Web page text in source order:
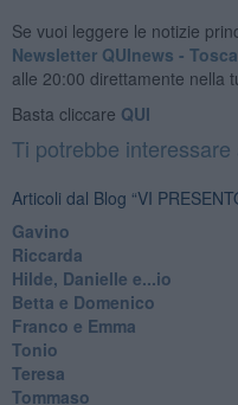
Se vuoi leggere le notizie
Newsletter QUInews -
alle 20:00 direttamente nella
Basta cliccare QUI
Ti potrebbe interessare
Articoli dal Blog “VI
Gavino
Riccarda
Hilde, Danielle e...io
Betta e Domenico
​Franco e Emma
Tonio
Teresa
Tommaso